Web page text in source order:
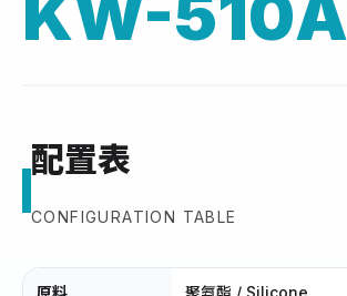
配置表
CONFIGURATION TABLE